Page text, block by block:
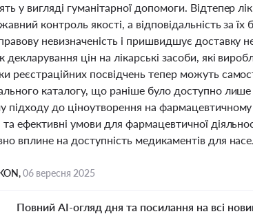
у вигляді гуманітарної допомоги. Відтепер
контроль якості, а відповідальність за
невизначеність і пришвидшує доставку
декларування цін на лікарські засоби, які
реєстраційних посвідчень тепер можуть
каталогу, що раніше було доступно
підходу до ціноутворення на
та ефективні умови для фармацевтичної
вплине на доступність медикаментів для
06 вересня 2025
Повний AI-огляд дня та посилання на всі